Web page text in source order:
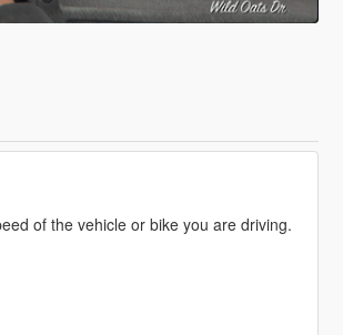
of the vehicle or bike you are driving.